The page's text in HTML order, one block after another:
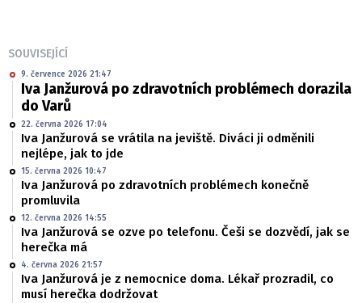
SOUVISEJÍCÍ
9. července 2026 21:47
Iva Janžurová po zdravotních problémech dorazila
do Varů
22. června 2026 17:04
Iva Janžurová se vrátila na jeviště. Diváci ji odměnili
nejlépe, jak to jde
15. června 2026 10:47
Iva Janžurová po zdravotních problémech konečně
promluvila
12. června 2026 14:55
Iva Janžurová se ozve po telefonu. Češi se dozvědí, jak se
herečka má
4. června 2026 21:57
Iva Janžurová je z nemocnice doma. Lékař prozradil, co
musí herečka dodržovat